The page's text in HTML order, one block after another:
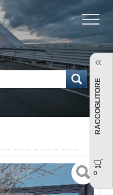
RACCOGLITORE
0